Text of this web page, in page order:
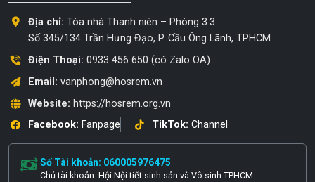
Địa chỉ: Tòa nhà Thanh niên – Phòng 3.3
Số 345/134 Trần Hưng Đạo, P. Cầu Ông Lãnh, TPHCM
Điện Thoại: 0933 456 650 (có Zalo OA)
Email: vanphong@hosrem.vn
Website: https://hosrem.org.vn
Facebook: Fanpage TikTok: Channel
Số Tài khoản: 060005976475
Chủ tài khoản: Hội Nội tiết sinh sản và Vô sinh TPHCM